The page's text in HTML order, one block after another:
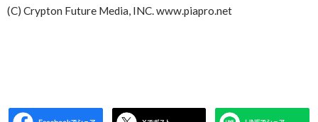
(C) Crypton Future Media, INC. www.piapro.net